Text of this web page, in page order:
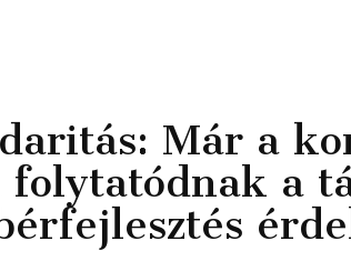
Már a
folytatódnak a